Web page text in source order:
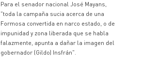
Para el senador nacional José Mayans,
"toda la campaña sucia acerca de una
Formosa convertida en narco estado, o de
impunidad y zona liberada que se habla
falazmente, apunta a dañar la imagen del
gobernador (Gildo) Insfrán".